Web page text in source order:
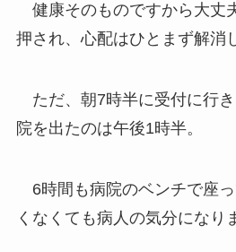
健康そのものですから大丈
押され、心配はひとまず解消
ただ、朝7時半に受付に行
院を出たのは午後1時半。
6時間も病院のベンチで座
くなくても病人の気分になり